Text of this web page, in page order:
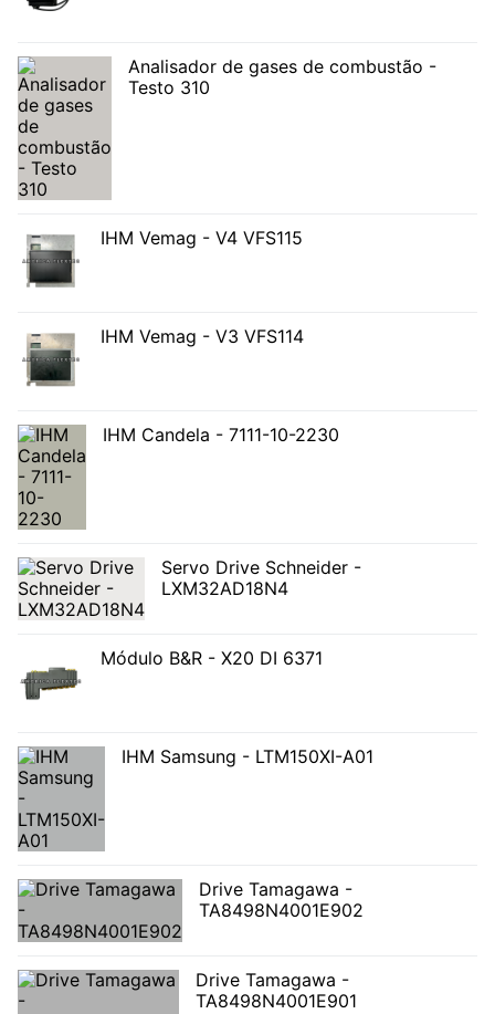
Analisador de gases de combustão -
Testo 310
IHM Vemag - V4 VFS115
IHM Vemag - V3 VFS114
IHM Candela - 7111-10-2230
Servo Drive Schneider -
LXM32AD18N4
Módulo B&R - X20 DI 6371
IHM Samsung - LTM150XI-A01
Drive Tamagawa -
TA8498N4001E902
Drive Tamagawa -
TA8498N4001E901